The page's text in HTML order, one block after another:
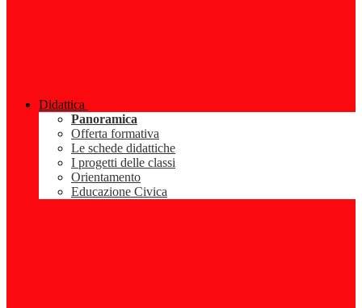
Didattica
Panoramica
Offerta formativa
Le schede didattiche
I progetti delle classi
Orientamento
Educazione Civica